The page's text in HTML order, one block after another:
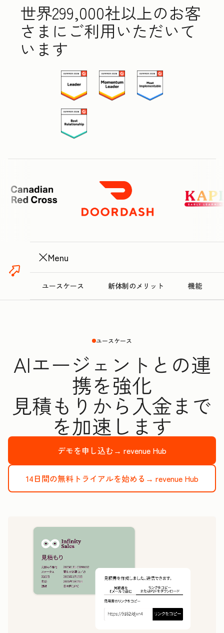
世界299,000社以上のお客
さまにご利用いただいて
います
Menu
ユースケース 新体制のメリット 機能
ユースケース
AIエージェントとの連
携を強化
見積もりから入金まで
を加速します
デモを申し込む→ revenue Hub
14日間の無料トライアルを始める→ revenue Hub